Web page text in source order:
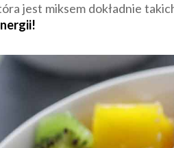
jest miksem dokładnie